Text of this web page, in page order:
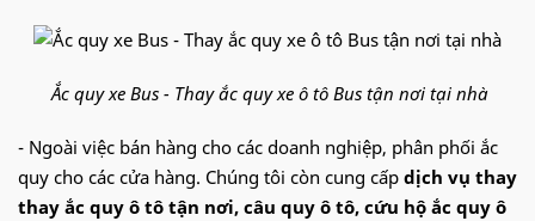
Ắc quy xe Bus - Thay ắc quy xe ô tô Bus tận nơi tại nhà
- Ngoài việc bán hàng cho các doanh nghiệp, phân phối ắc
quy cho các cửa hàng. Chúng tôi còn cung cấp dịch vụ thay
thay ắc quy ô tô tận nơi, câu quy ô tô, cứu hộ ắc quy ô